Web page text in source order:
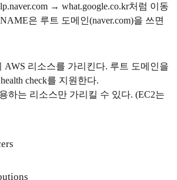
→ what.google.co.kr처럼 이동
은 루트 도메인(naver.com)을 쓰면
AWS 리소스를 가리킨다. 루트 도메인을
check를 지원한다.
하는 리소스만 가리킬 수 있다. (EC2는